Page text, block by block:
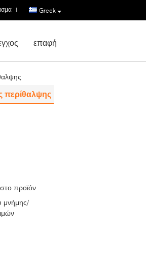
Greek
|
επαφή
περίθαλψης
προϊόν
μνήμης/